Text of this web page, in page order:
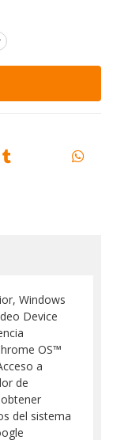
Windows
Device
OS™
a
de
del sistema